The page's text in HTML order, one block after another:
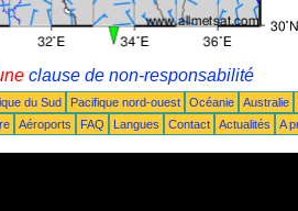
clause de non-responsabilité
du Sud Pacifique nord-ouest Océanie Australie
Aéroports FAQ Langues Contact Actualités A